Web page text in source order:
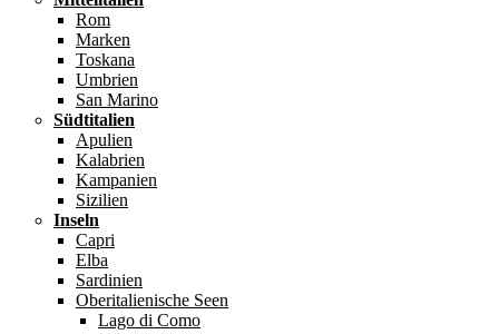
Rom
Marken
Toskana
Umbrien
San Marino
Südtitalien
Apulien
Kalabrien
Kampanien
Sizilien
Inseln
Capri
Elba
Sardinien
Oberitalienische Seen
Lago di Como